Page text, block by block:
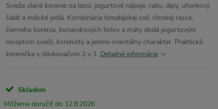
Svieže slané korenie na lassi, jogurtové nápoje, raitu, dipy, uhorkový
šalát a indické jedlá. Kombinácia himalájskej soli, rímskej rasce,
čierneho korenia, koriandrových listov a mäty dodá jogurtovým
receptom svieži, korenistý a jemne orientálny charakter. Praktická
korenička s dávkovačom 2 v 1. Detailné informácie
Skladom
12.8.2026